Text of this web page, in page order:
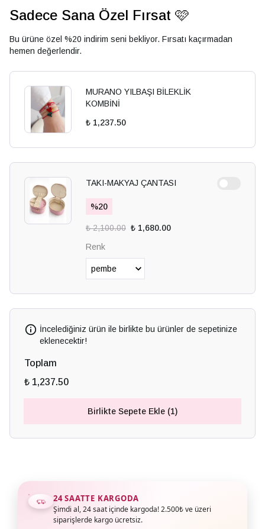
Sadece Sana Özel Fırsat 🩷
Bu ürüne özel %20 indirim seni bekliyor. Fırsatı kaçırmadan
hemen değerlendir.
MURANO YILBAŞI BİLEKLİK
KOMBİNİ
₺ 1,237.50
TAKI-MAKYAJ ÇANTASI
%20
₺ 2,100.00 ₺ 1,680.00
Renk
İncelediğiniz ürün ile birlikte bu ürünler de sepetinize
eklenecektir!
Toplam
₺ 1,237.50
Birlikte Sepete Ekle (1)
24 SAATTE KARGODA
Şimdi al, 24 saat içinde kargoda! 2.500₺ ve üzeri
siparişlerde kargo ücretsiz.